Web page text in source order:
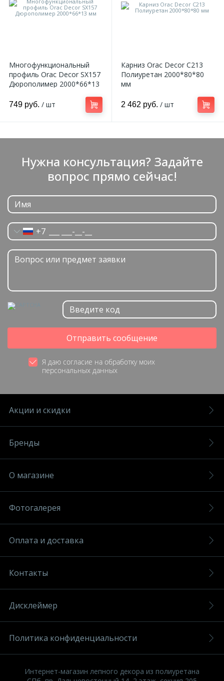
Многофункциональный
профиль Orac Decor SX157
Дюрополимер 2000*66*13
749 руб. / шт
Карниз Orac Decor C213
Полиуретан 2000*80*80
мм
2 462 руб. / шт
Нужна консультация? Задайте
вопрос прямо сейчас!
+7
Отправить сообщение
Я даю согласие на обработку моих
персональных данных
Акции и скидки
Бренды
О магазине
Фотогалерея
Оплата и доставка
Контакты
Дисклеймер
Политика конфиденциальности
Интернет-магазин лепного декора из полиуретана